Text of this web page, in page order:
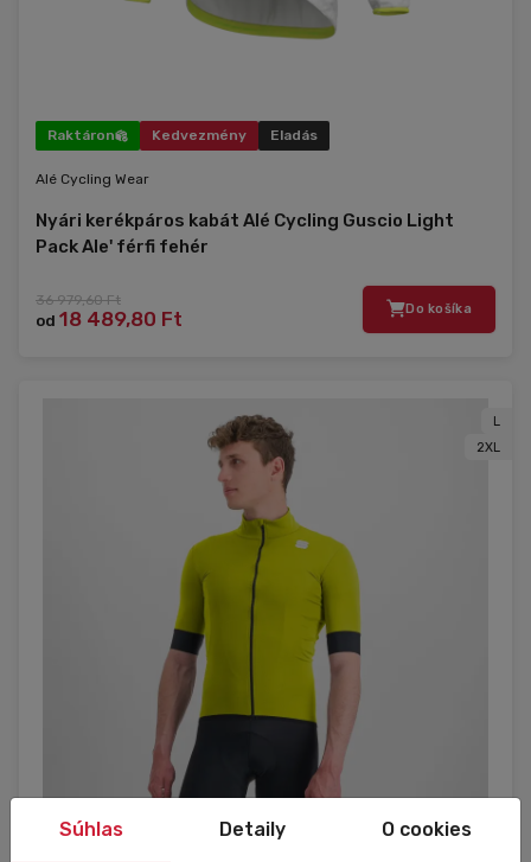
Raktáron Kedvezmény Eladás
Alé Cycling Wear
Nyári kerékpáros kabát Alé Cycling Guscio Light
Pack Ale' férfi fehér
36 979,60 Ft
od 18 489,80 Ft Do košíka
L
2XL
Súhlas Detaily O cookies